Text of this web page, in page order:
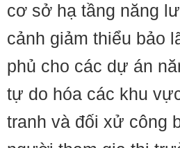
cơ sở hạ tầng năng
cảnh giảm thiểu bảo
phủ cho các dự án
tự do hóa các khu
tranh và đối xử công